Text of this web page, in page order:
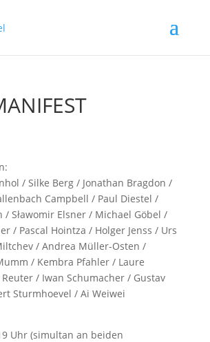
/ Silke Berg / Jonathan Bragdon /
Campbell / Paul Diestel /
/ Sławomir Elsner / Michael Göbel /
/ Pascal Hointza / Holger Jenss / Urs
/ Andrea Müller-Osten /
/ Kembra Pfahler / Laure
/ Iwan Schumacher / Gustav
Sturmhoevel / Ai Weiwei
Uhr (simultan an beiden